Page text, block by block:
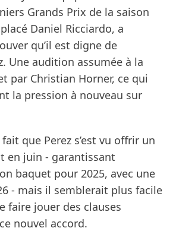
Grands Prix de la saison
Daniel Ricciardo, a
qu’il est digne de
Une audition assumée à la
par Christian Horner, ce qui
la pression à nouveau sur
que Perez s’est vu offrir un
en juin - garantissant
baquet pour 2025, avec une
- mais il semblerait plus facile
faire jouer des clauses
nouvel accord.